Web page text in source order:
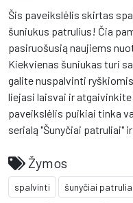
Šis paveikslėlis skirtas
šuniukus patrulius! Čia
pasiruošusią naujiems
Kiekvienas šuniukas turi
galite nuspalvinti
liejasi laisvai ir
paveikslėlis puikiai tinka
serialą "Šunyčiai patruliai"
Žymos
spalvinti šunyčiai patruliai